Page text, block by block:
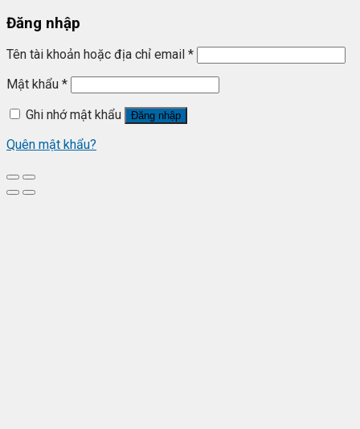
Đăng nhập
Tên tài khoản hoặc địa chỉ email *
Mật khẩu *
Ghi nhớ mật khẩu
Đăng nhập
Quên mật khẩu?